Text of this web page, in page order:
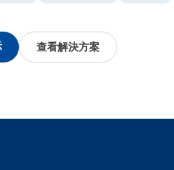
查看解決方案